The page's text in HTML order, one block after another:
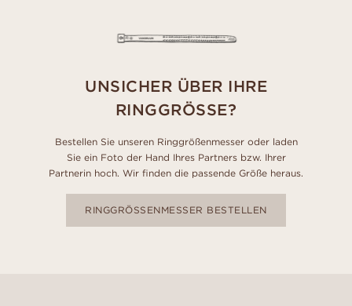
UNSICHER ÜBER IHRE
RINGGRÖSSE?
Bestellen Sie unseren Ringgrößenmesser oder laden
Sie ein Foto der Hand Ihres Partners bzw. Ihrer
Partnerin hoch. Wir finden die passende Größe heraus.
RINGGRÖSSENMESSER BESTELLEN